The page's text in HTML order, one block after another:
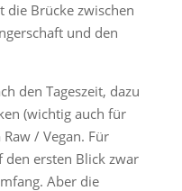
die Brücke zwischen
und den
den Tageszeit, dazu
(wichtig auch für
/ Vegan. Für
den ersten Blick zwar
Aber die